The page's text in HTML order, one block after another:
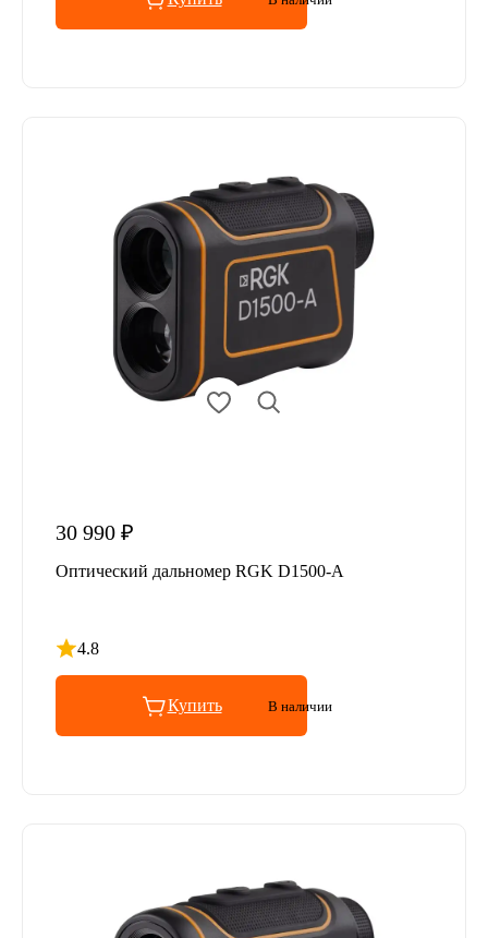
30 990 ₽
Оптический дальномер RGK D1500-A
4.8
Рейтинг 4.8 из 5
Купить В наличии